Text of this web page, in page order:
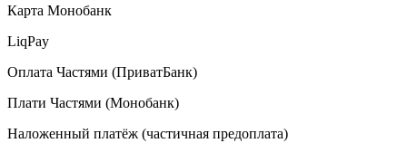
Карта Монобанк
LiqPay
Оплата Частями (ПриватБанк)
Плати Частями (Монобанк)
Наложенный платёж (частичная предоплата)